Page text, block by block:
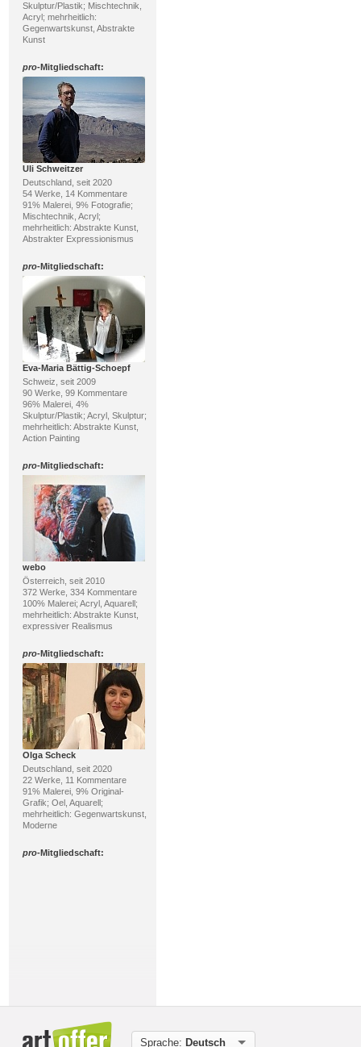
Skulptur/Plastik; Mischtechnik,
Acryl; mehrheitlich:
Gegenwartskunst, Abstrakte
Kunst
pro-Mitgliedschaft:
Uli Schweitzer
Deutschland, seit 2020
54 Werke, 14 Kommentare
91% Malerei, 9% Fotografie;
Mischtechnik, Acryl;
mehrheitlich: Abstrakte Kunst,
Abstrakter Expressionismus
pro-Mitgliedschaft:
Eva-Maria Bättig-Schoepf
Schweiz, seit 2009
90 Werke, 99 Kommentare
96% Malerei, 4%
Skulptur/Plastik; Acryl, Skulptur;
mehrheitlich: Abstrakte Kunst,
Action Painting
pro-Mitgliedschaft:
webo
Österreich, seit 2010
372 Werke, 334 Kommentare
100% Malerei; Acryl, Aquarell;
mehrheitlich: Abstrakte Kunst,
expressiver Realismus
pro-Mitgliedschaft:
Olga Scheck
Deutschland, seit 2020
22 Werke, 11 Kommentare
91% Malerei, 9% Original-
Grafik; Oel, Aquarell;
mehrheitlich: Gegenwartskunst,
Moderne
pro-Mitgliedschaft:
81% Malerei, 10% Druckgrafik;
Oel, Aquarell; mehrheitlich:
Sprache: Deutsch